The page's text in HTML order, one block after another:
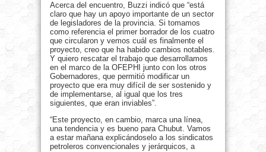
Acerca del encuentro, Buzzi indicó que “está
claro que hay un apoyo importante de un sector
de legisladores de la provincia. Si tomamos
como referencia el primer borrador de los cuatro
que circularon y vemos cuál es finalmente el
proyecto, creo que ha habido cambios notables.
Y quiero rescatar el trabajo que desarrollamos
en el marco de la OFEPHI junto con los otros
Gobernadores, que permitió modificar un
proyecto que era muy difícil de ser sostenido y
de implementarse, al igual que los tres
siguientes, que eran inviables”.
“Este proyecto, en cambio, marca una línea,
una tendencia y es bueno para Chubut. Vamos
a estar mañana explicándoselo a los sindicatos
petroleros convencionales y jerárquicos, a